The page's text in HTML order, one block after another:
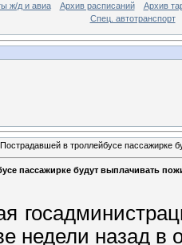
ж/д и авиа Архив расписаний
Архив
Спец. автотранспорт
в троллейбусе пассажирке
пассажирке будут выплачивать
недели назад в